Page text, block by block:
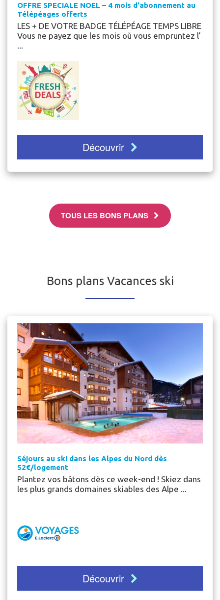
OFFRE SPECIALE NOEL – 4 mois d'abonnement au
Télépéages offerts
LES + DE VOTRE BADGE TÉLÉPÉAGE TEMPS LIBRE
Vous ne payez que les mois où vous empruntez l’
...
Découvrir
TOUS LES BONS PLANS
Bons plans Vacances ski
Séjours au ski dans les Alpes du Nord dès
52€/logement
Plantez vos bâtons dès ce week-end ! Skiez dans
les plus grands domaines skiables des Alpe ...
Découvrir